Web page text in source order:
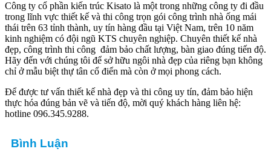
Công ty cổ phần kiến trúc Kisato là một trong những công ty đi đầu
trong lĩnh vực thiết kế và thi công trọn gói công trình nhà ống mái
thái trên 63 tỉnh thành, uy tín hàng đầu tại Việt Nam, trên 10 năm
kinh nghiệm có đội ngũ KTS chuyên nghiệp. Chuyên thiết kế nhà
đẹp, công trình thi công đảm bảo chất lượng, bàn giao đúng tiến độ.
Hãy đến với chúng tôi để sở hữu ngôi nhà đẹp của riêng bạn không
chỉ ở mẫu biệt thự tân cổ điển mà còn ở mọi phong cách.
Để được tư vấn thiết kế nhà đẹp và thi công uy tín, đảm bảo hiện
thực hóa đúng bản vẽ và tiến độ, mời quý khách hàng liên hệ:
hotline 096.345.9288.
Bình Luận